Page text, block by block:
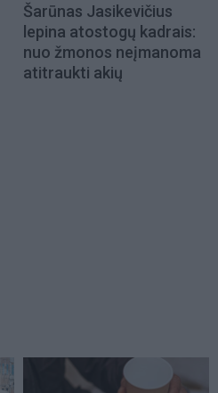
Šarūnas Jasikevičius
lepina atostogų kadrais:
nuo žmonos neįmanoma
atitraukti akių